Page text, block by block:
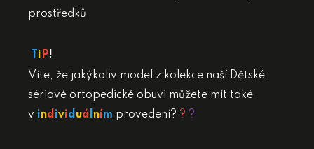
prostředků
i P!
Víte, že jakýkoliv model z kolekce naší Dětské
sériové ortopedické obuvi můžete mít také
v ind ivid uá ním provedení? ? ?